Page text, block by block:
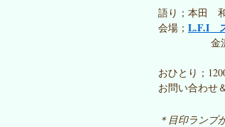
語り；本田
会場； L.F.I
金沢市上
（
おひとり；
お問い合わ
＊目印ランプ